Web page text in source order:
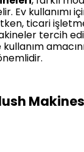
Ev kullanımı
ticari
tercih